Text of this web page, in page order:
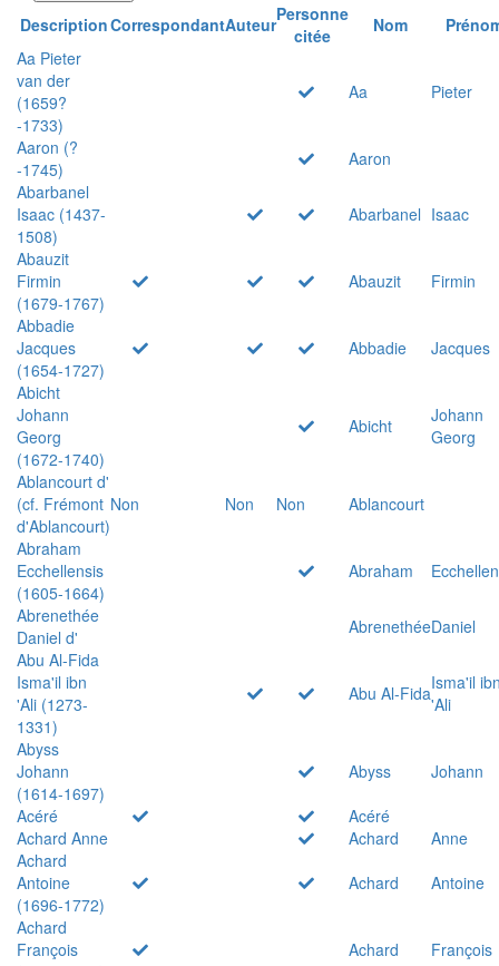
DescriptionCorrespondantAuteurPersonne
citée
Nom
Aa Pieter
van der
(1659?
-1733)
Aa Pieter
Aaron (?
-1745)
Aaron
Abarbanel
Isaac (1437-
1508)
Abarbanel Isaac
Abauzit
Firmin
(1679-1767)
Abauzit
Firmin
Abbadie
Jacques
(1654-1727)
Abbadie
Jacques
Abicht
Johann
Georg
(1672-1740)
Abicht
Johann
Georg
Ablancourt d'
(cf. Frémont
d'Ablancourt)
Non Non Non
Ablancourt
Abraham
Ecchellensis
(1605-1664)
Abraham
Abrenethée
Daniel d'
AbrenethéeDaniel
Abu Al-Fida
Isma'il ibn
'Ali (1273-
1331)
Abu Al-FidaIsma'il
'Ali
Abyss
Johann
(1614-1697)
Abyss
Johann
Acéré
Acéré
Achard Anne
Achard
Anne
Achard
Antoine
(1696-1772)
Achard
Antoine
Achard
François
Achard
François